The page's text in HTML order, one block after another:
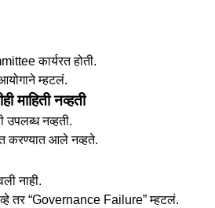
कार्यरत होती.
म्हटलं.
माहिती नव्हती
उपलब्ध नव्हती.
करण्यात आले नव्हते.
नाही.
तर “Governance Failure” म्हटलं.